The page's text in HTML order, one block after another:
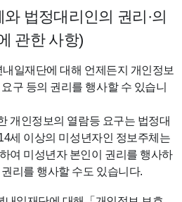
법정대리인의 권리·의
관한 사항)
일재단에 대해 언제든지 개인정보
구 등의 권리를 행사할 수 있습니
개인정보의 열람등 요구는 법정대
세 이상의 미성년자인 정보주체는
여 미성년자 본인이 권리를 행사하
리를 행사할 수도 있습니다.